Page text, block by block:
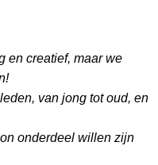
en creatief, maar we
van jong tot oud, en
onderdeel willen zijn